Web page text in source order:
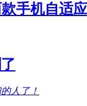
手机自适